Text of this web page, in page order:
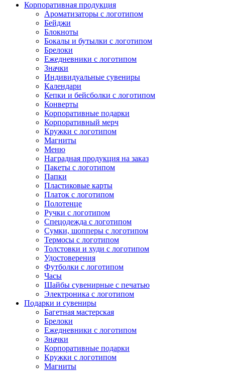
Корпоративная продукция
Ароматизаторы с логотипом
Бейджи
Блокноты
Бокалы и бутылки с логотипом
Брелоки
Ежедневники с логотипом
Значки
Индивидуальные сувениры
Календари
Кепки и бейсболки с логотипом
Конверты
Корпоративные подарки
Корпоративный мерч
Кружки с логотипом
Магниты
Меню
Наградная продукция на заказ
Пакеты с логотипом
Папки
Пластиковые карты
Платок с логотипом
Полотенце
Ручки с логотипом
Спецодежда с логотипом
Сумки, шопперы с логотипом
Термосы с логотипом
Толстовки и худи с логотипом
Удостоверения
Футболки с логотипом
Часы
Шайбы сувенирные с печатью
Электроника с логотипом
Подарки и сувениры
Багетная мастерская
Брелоки
Ежедневники с логотипом
Значки
Корпоративные подарки
Кружки с логотипом
Магниты